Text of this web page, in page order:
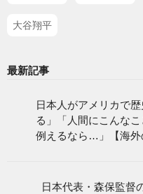
大谷翔平
最新記事
日本人がア
しすぎる」
か？」「サ
応】
日本代表・